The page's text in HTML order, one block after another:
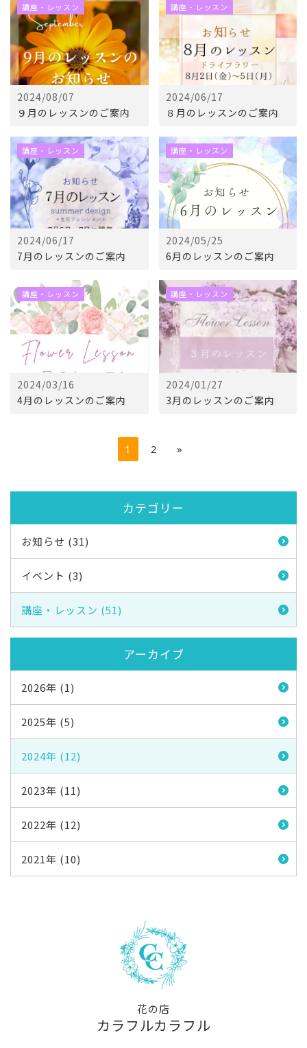
2024/08/07
９月のレッスンのご案内
講座・レッスン
2024/06/17
８月のレッスンのご案内
講座・レッスン
2024/06/17
7月のレッスンのご案内
講座・レッスン
2024/05/25
6月のレッスンのご案内
講座・レッスン
2024/03/16
4月のレッスンのご案内
講座・レッスン
2024/01/27
3月のレッスンのご案内
講座・レッスン
1 2 »
カテゴリー
お知らせ (31)
イベント (3)
講座・レッスン (51)
アーカイブ
2026年 (1)
2025年 (5)
2024年 (12)
2023年 (11)
2022年 (12)
2021年 (10)
花の店
カラフルカラフル